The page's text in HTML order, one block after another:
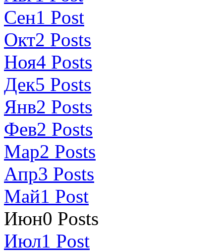
Сен1 Post
Окт2 Posts
Ноя4 Posts
Дек5 Posts
Янв2 Posts
Фев2 Posts
Мар2 Posts
Апр3 Posts
Май1 Post
Июн0 Posts
Июл1 Post